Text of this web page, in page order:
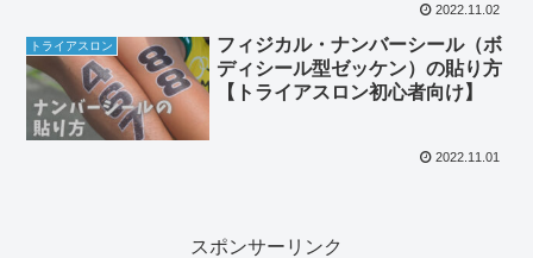
2022.11.02
トライアスロン
フィジカル・ナンバーシール（ボ
ディシール型ゼッケン）の貼り方
【トライアスロン初心者向け】
2022.11.01
スポンサーリンク